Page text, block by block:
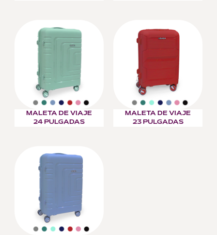
MALETA DE VIAJE
24 PULGADAS
MALETA DE VIAJE
23 PULGADAS